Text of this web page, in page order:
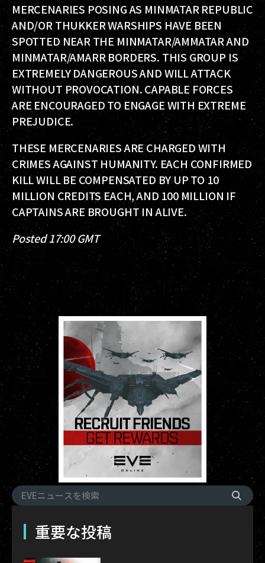
MERCENARIES POSING AS MINMATAR REPUBLIC
AND/OR THUKKER WARSHIPS HAVE BEEN
SPOTTED NEAR THE MINMATAR/AMMATAR AND
MINMATAR/AMARR BORDERS. THIS GROUP IS
EXTREMELY DANGEROUS AND WILL ATTACK
WITHOUT PROVOCATION. CAPABLE FORCES
ARE ENCOURAGED TO ENGAGE WITH EXTREME
PREJUDICE.
THESE MERCENARIES ARE CHARGED WITH
CRIMES AGAINST HUMANITY. EACH CONFIRMED
KILL WILL BE COMPENSATED BY UP TO 10
MILLION CREDITS EACH, AND 100 MILLION IF
CAPTAINS ARE BROUGHT IN ALIVE.
Posted 17:00 GMT
重要な投稿